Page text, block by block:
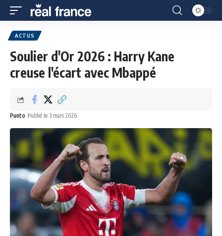
ACTUS
Soulier d'Or 2026 : Harry Kane
creuse l'écart avec Mbappé
Punto Publié le 3 mars 2026